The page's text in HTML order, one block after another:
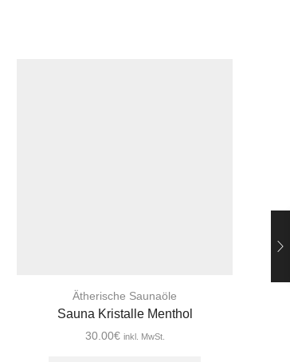
Ätherische Saunaöle
Sauna Kristalle Menthol
30.00€ inkl. MwSt.